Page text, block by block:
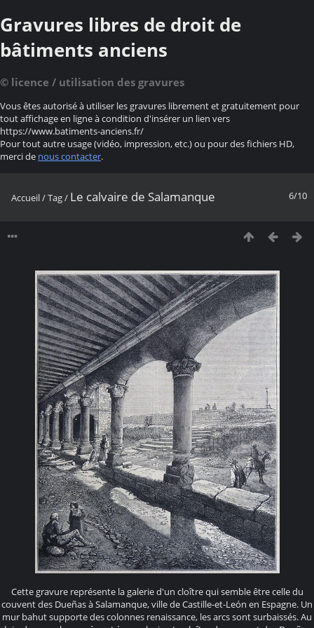
Gravures libres de droit de
bâtiments anciens
© licence / utilisation des gravures
Vous êtes autorisé à utiliser les gravures librement et gratuitement pour
tout affichage en ligne à condition d'insérer un lien vers
https://www.batiments-anciens.fr/
Pour tout autre usage (vidéo, impression, etc.) ou pour des fichiers HD,
merci de nous contacter.
6/10
Accueil/Tag/ Le calvaire de Salamanque
Cette gravure représente la galerie d'un cloître qui semble être celle du
couvent des Dueñas à Salamanque, ville de Castille-et-León en Espagne. Un
mur bahut supporte des colonnes renaissance, les arcs sont surbaissés. Au